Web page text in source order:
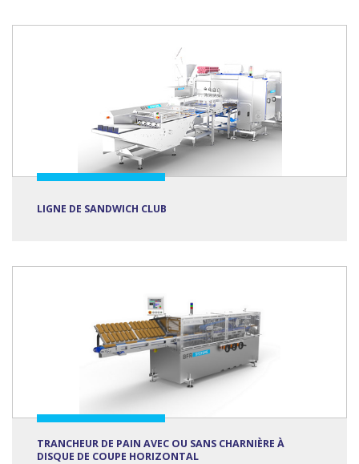
LIGNE DE SANDWICH CLUB
TRANCHEUR DE PAIN AVEC OU SANS CHARNIÈRE À
DISQUE DE COUPE HORIZONTAL